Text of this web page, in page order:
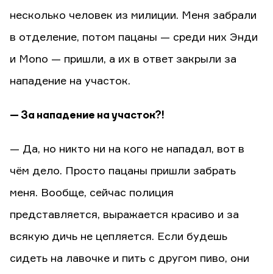
несколько человек из милиции. Меня забрали
в отделение, потом пацаны — среди них Энди
и Mono — пришли, а их в ответ закрыли за
нападение на участок.
— За нападение на участок?!
— Да, но никто ни на кого не нападал, вот в
чём дело. Просто пацаны пришли забрать
меня. Вообще, сейчас полиция
представляется, выражается красиво и за
всякую дичь не цепляется. Если будешь
сидеть на лавочке и пить с другом пиво, они